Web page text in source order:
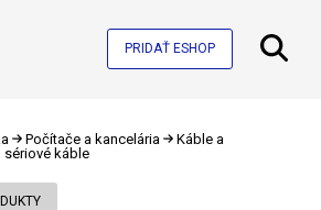
PRIDAŤ ESHOP
Počítače a kancelária
Káble a
sériové káble